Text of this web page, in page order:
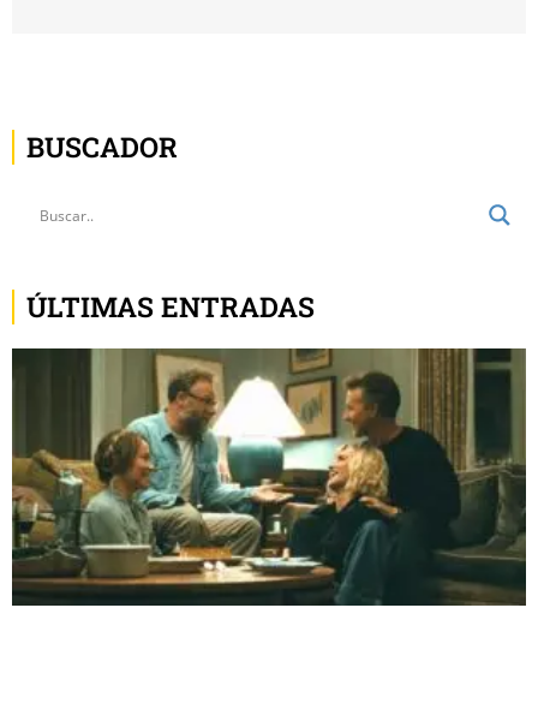
BUSCADOR
ÚLTIMAS ENTRADAS